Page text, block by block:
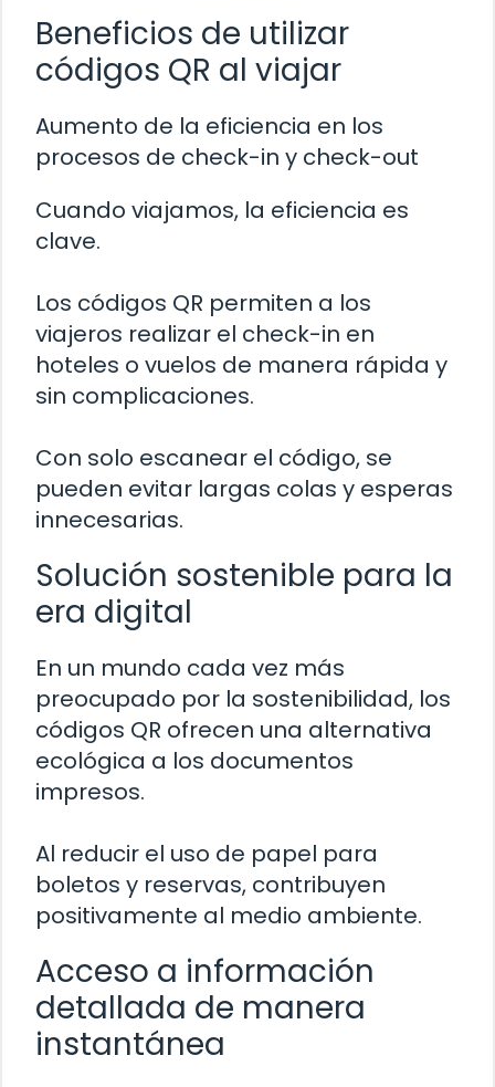
Beneficios de utilizar
códigos QR al viajar
Aumento de la eficiencia en los
procesos de check-in y check-out
Cuando viajamos, la eficiencia es
clave.
Los códigos QR permiten a los
viajeros realizar el check-in en
hoteles o vuelos de manera rápida y
sin complicaciones.
Con solo escanear el código, se
pueden evitar largas colas y esperas
innecesarias.
Solución sostenible para la
era digital
En un mundo cada vez más
preocupado por la sostenibilidad, los
códigos QR ofrecen una alternativa
ecológica a los documentos
impresos.
Al reducir el uso de papel para
boletos y reservas, contribuyen
positivamente al medio ambiente.
Acceso a información
detallada de manera
instantánea